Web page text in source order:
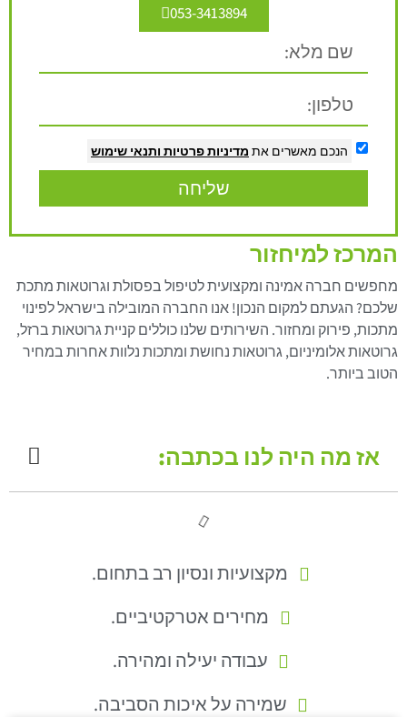
053-3413894
הנכם מאשרים את מדיניות פרטיות ותנאי שימוש
שליחה
המרכז למיחזור
מחפשים חברה אמינה ומקצועית לטיפול בפסולת וגרוטאות מתכת
שלכם? הגעתם למקום הנכון! אנו החברה המובילה בישראל לפינוי
מתכות, פירוק ומחזור. השירותים שלנו כוללים קניית גרוטאות ברזל,
גרוטאות אלומיניום, גרוטאות נחושת ומתכות נלוות אחרות במחיר
הטוב ביותר.
אז מה היה לנו בכתבה:
מקצועיות ונסיון רב בתחום.
מחירים אטרקטיביים.
עבודה יעילה ומהירה.
שמירה על איכות הסביבה.